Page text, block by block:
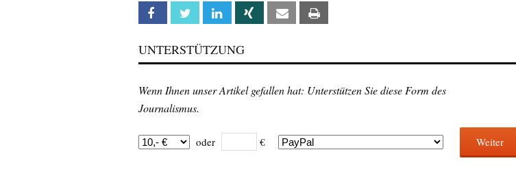
Facebook Twitter Linkedin Xing Email
UNTERSTÜTZUNG
Wenn Ihnen unser Artikel gefallen hat: Unterstützen Sie diese Form des
Journalismus.
oder € Weiter